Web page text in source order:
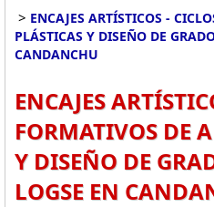
> ENCAJES ARTÍSTICOS -
PLÁSTICAS Y DISEÑO DE
CANDANCHU
ENCAJES
FORMATIVOS DE
Y DISEÑO DE
LOGSE EN